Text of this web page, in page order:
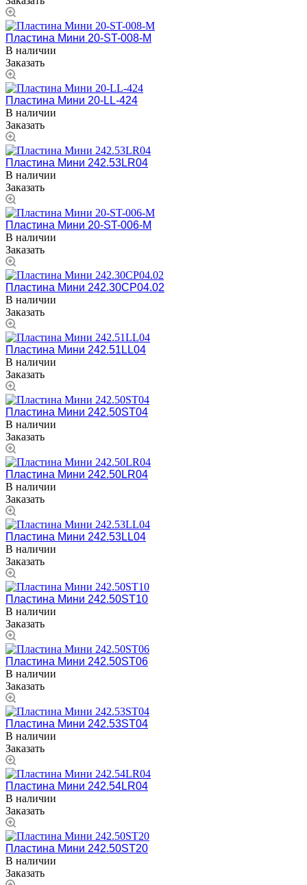
Пластина Мини 20-ST-008-M
В наличии
Заказать
Пластина Мини 20-LL-424
В наличии
Заказать
Пластина Мини 242.53LR04
В наличии
Заказать
Пластина Мини 20-ST-006-M
В наличии
Заказать
Пластина Мини 242.30CP04.02
В наличии
Заказать
Пластина Мини 242.51LL04
В наличии
Заказать
Пластина Мини 242.50ST04
В наличии
Заказать
Пластина Мини 242.50LR04
В наличии
Заказать
Пластина Мини 242.53LL04
В наличии
Заказать
Пластина Мини 242.50ST10
В наличии
Заказать
Пластина Мини 242.50ST06
В наличии
Заказать
Пластина Мини 242.53ST04
В наличии
Заказать
Пластина Мини 242.54LR04
В наличии
Заказать
Пластина Мини 242.50ST20
В наличии
Заказать